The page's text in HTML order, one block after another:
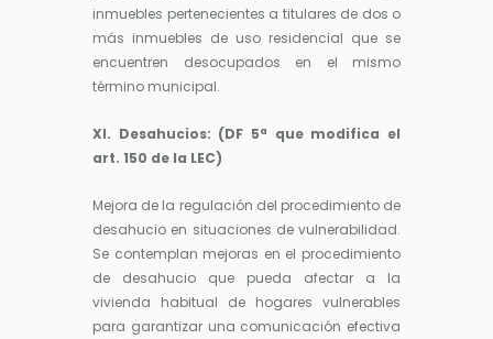
inmuebles pertenecientes a titulares de dos o
más inmuebles de uso residencial que se
encuentren desocupados en el mismo
término municipal.
XI. Desahucios: (DF 5ª que modifica el
art. 150 de la LEC)
Mejora de la regulación del procedimiento de
desahucio en situaciones de vulnerabilidad.
Se contemplan mejoras en el procedimiento
de desahucio que pueda afectar a la
vivienda habitual de hogares vulnerables
para garantizar una comunicación efectiva